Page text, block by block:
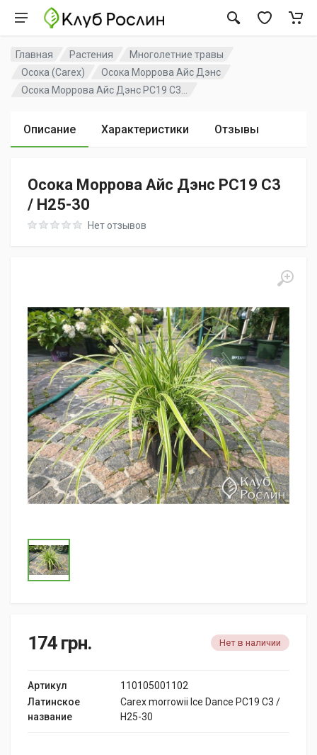
Главная Растения
Многолетние травы
Осока (Carex)
Осока Моррова Айс Дэнс
Осока Моррова Айс Дэнс PC19 C3...
Описание Характеристики Отзывы
Осока Моррова Айс Дэнс PC19 C3
/ H25-30
Rating: 0 out of 5Нет отзывов
174 грн. Нет в наличии
Артикул
110105001102
Латинское
название
Carex morrowii Ice Dance PC19 C3 /
H25-30